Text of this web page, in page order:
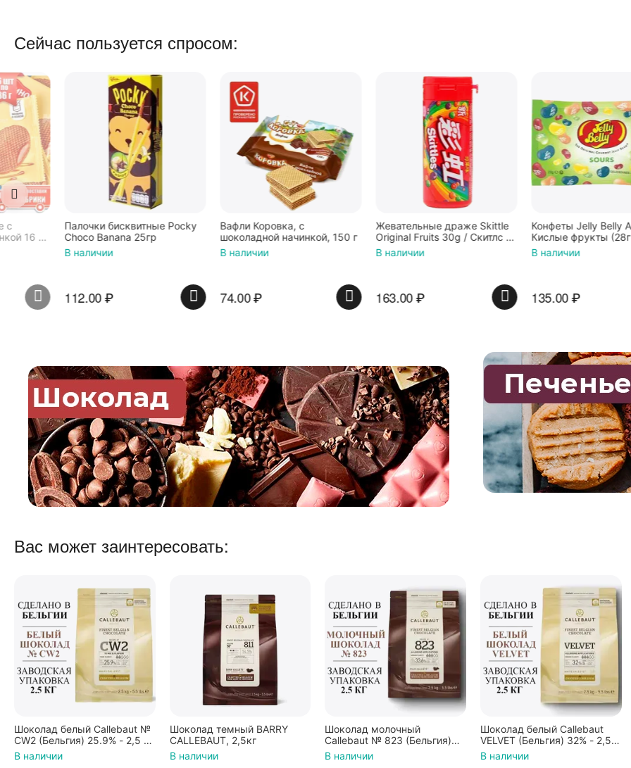
Сейчас пользуется спросом:
Палочки бисквитные Pocky
Choco Banana 25гр
112.00
Вафли Коровка, c
шоколадной начинкой, 150 г
74.00 ₽
Жевательные драже Skittle
Original Fruits 30g / Скитлс со
вкусом фруктов 30гр в
красной банке
163.00
Конфеты Jelly Belly Ассорти
Кислые фрукты (28гр.)
135.00
Вас может заинтересовать:
Шоколад белый Callebaut №
CW2 (Бельгия) 25.9% - 2,5 кг
в каллетах
В наличии
Шоколад темный BARRY
CALLEBAUT, 2,5кг
В наличии
Шоколад молочный
Callebaut № 823 (Бельгия)
33% - 2,5 кг в каллетах
В наличии
Шоколад белый Callebaut
VELVET (Бельгия) 32% - 2,5
кг в каллетах
В наличии